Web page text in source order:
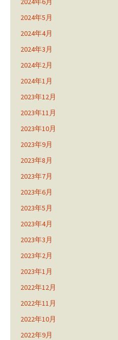
2024年5月
2024年4月
2024年3月
2024年2月
2024年1月
2023年12月
2023年11月
2023年10月
2023年9月
2023年8月
2023年7月
2023年6月
2023年5月
2023年4月
2023年3月
2023年2月
2023年1月
2022年12月
2022年11月
2022年10月
2022年9月